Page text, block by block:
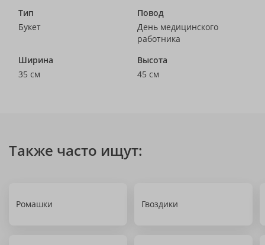
Тип
Букет
Повод
День медицинского
работника
Ширина
35 см
Высота
45 см
Также часто ищут:
Ромашки Гвоздики